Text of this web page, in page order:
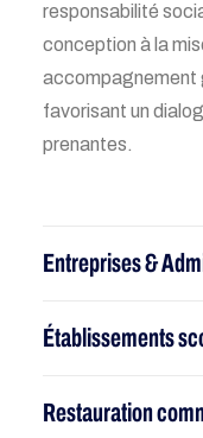
responsabilité
conception à la
accompagnement
favorisant un
prenantes.
Entreprises &
Établissements
Restauration